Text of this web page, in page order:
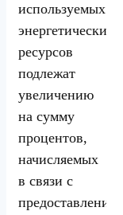
используемых
энергетических
ресурсов
подлежат
увеличению
на сумму
процентов,
начисляемых
в связи с